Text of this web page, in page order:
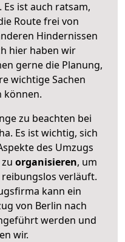
ist auch ratsam,
Route frei von
Hindernissen
hier haben wir
gerne die Planung,
wichtige Sachen
können.
zu beachten bei
Es ist wichtig, sich
des Umzugs
organisieren, um
verläuft.
kann ein
von Berlin nach
werden und
wir.